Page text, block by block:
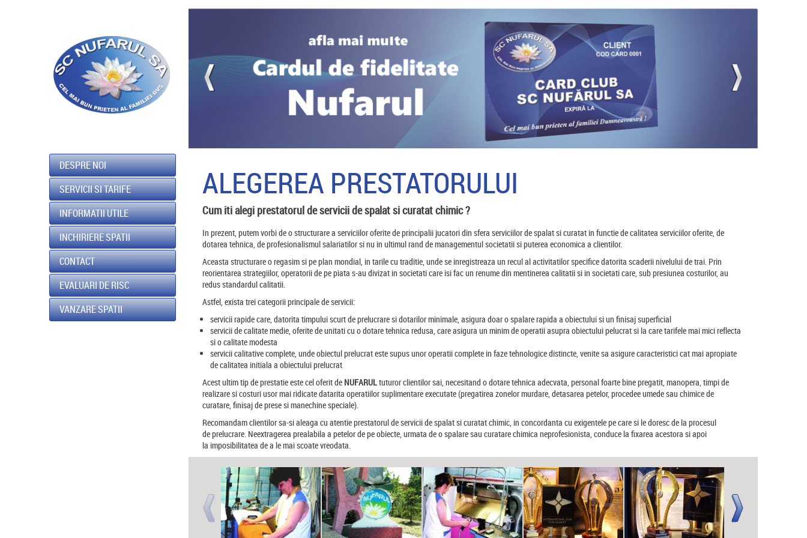
DESPRE NOI
SERVICII SI TARIFE
INFORMATII UTILE
INCHIRIERE SPATII
CONTACT
EVALUARI DE RISC
VANZARE SPATII
ALEGEREA PRESTATORULUI
Cum iti alegi prestatorul de servicii de spalat si curatat chimic ?
In prezent, putem vorbi de o structurare a serviciilor oferite de principalii jucatori din sfera serviciilor de spalat si curatat in functie de calitatea serviciilor oferite, de
dotarea tehnica, de profesionalismul salariatilor si nu in ultimul rand de managementul societatii si puterea economica a clientilor.
Aceasta structurare o regasim si pe plan mondial, in tarile cu traditie, unde se inregistreaza un recul al activitatilor specifice datorita scaderii nivelului de trai. Prin
reorientarea strategiilor, operatorii de pe piata s-au divizat in societati care isi fac un renume din mentinerea calitatii si in societati care, sub presiunea costurilor, au
redus standardul calitatii.
Astfel, exista trei categorii principale de servicii:
servicii rapide care, datorita timpului scurt de prelucrare si dotarilor minimale, asigura doar o spalare rapida a obiectului si un finisaj superficial
servicii de calitate medie, oferite de unitati cu o dotare tehnica redusa, care asigura un minim de operatii asupra obiectului pelucrat si la care tarifele mai mici reflecta
si o calitate modesta
servicii calitative complete, unde obiectul prelucrat este supus unor operatii complete in faze tehnologice distincte, venite sa asigure caracteristici cat mai apropiate
de calitatea initiala a obiectului prelucrat
Acest ultim tip de prestatie este cel oferit de NUFARULtuturor clientilor sai, necesitand o dotare tehnica adecvata, personal foarte bine pregatit, manopera, timpi de
realizare si costuri usor mai ridicate datarita operatiilor suplimentare executate (pregatirea zonelor murdare, detasarea petelor, procedee umede sau chimice de
curatare, finisaj de prese si manechine speciale).
Recomandam clientilor sa-si aleaga cu atentie prestatorul de servicii de spalat si curatat chimic, in concordanta cu exigentele pe care si le doresc de la procesul
de prelucrare. Neextragerea prealabila a petelor de pe obiecte, urmata de o spalare sau curatare chimica neprofesionista, conduce la fixarea acestora si apoi
la imposibilitatea de a le mai scoate vreodata.